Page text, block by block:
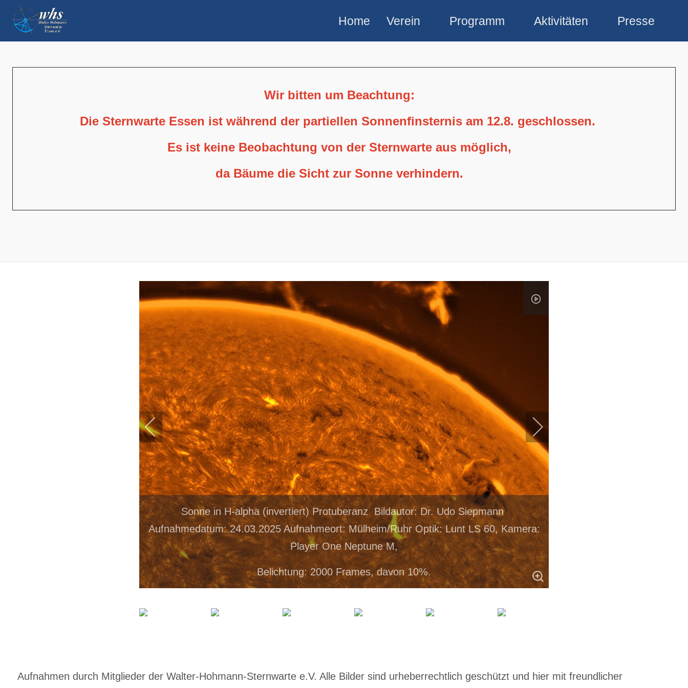
Home Verein Programm Aktivitäten Presse
Wir bitten um Beachtung:
Die Sternwarte Essen ist während der partiellen Sonnenfinsternis am 12.8. geschlossen.
Es ist keine Beobachtung von der Sternwarte aus möglich,
da Bäume die Sicht zur Sonne verhindern.
Sonne in H-alpha (invertiert) Protuberanz Bildautor: Dr. Udo Siepmann
Aufnahmedatum: 24.03.2025 Aufnahmeort: Mülheim/Ruhr Optik: Lunt LS 60, Kamera:
Player One Neptune M,
Belichtung: 2000 Frames, davon 10%.
Aufnahmen durch Mitglieder der Walter-Hohmann-Sternwarte e.V. Alle Bilder sind urheberrechtlich geschützt und hier mit freundlicher